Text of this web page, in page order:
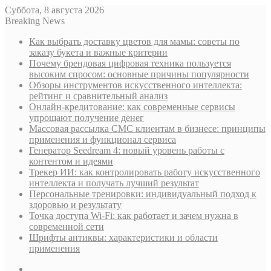
Суббота, 8 августа 2026
Breaking News
Как выбрать доставку цветов для мамы: советы по
заказу букета и важные критерии
Почему брендовая цифровая техника пользуется
высоким спросом: основные причины популярности
Обзоры инструментов искусственного интеллекта:
рейтинг и сравнительный анализ
Онлайн-кредитование: как современные сервисы
упрощают получение денег
Массовая рассылка СМС клиентам в бизнесе: принципы
применения и функционал сервиса
Генератор Seedream 4: новый уровень работы с
контентом и идеями
Трекер ИИ: как контролировать работу искусственного
интеллекта и получать лучший результат
Персональные тренировки: индивидуальный подход к
здоровью и результату
Точка доступа Wi-Fi: как работает и зачем нужна в
современной сети
Шрифты антиквы: характеристики и области
применения